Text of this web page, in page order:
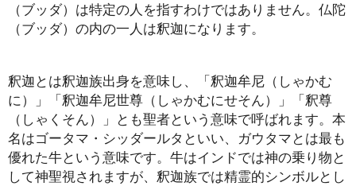
（ブッダ）は特定の人を指すわけではありません。仏陀
（ブッダ）の内の一人は釈迦になります。
釈迦とは釈迦族出身を意味し、「釈迦牟尼（しゃかむ
に）」「釈迦牟尼世尊（しゃかむにせそん）」「釈尊
（しゃくそん）」とも聖者という意味で呼ばれます。本
名はゴータマ・シッダールタといい、ガウタマとは最も
優れた牛という意味です。牛はインドでは神の乗り物と
して神聖視されますが、釈迦族では精霊的シンボルとし